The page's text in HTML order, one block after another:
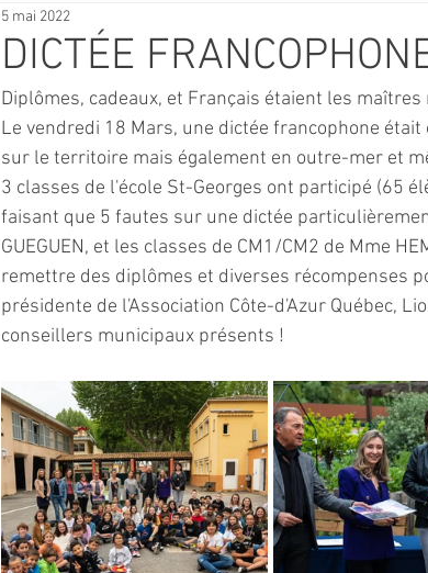
ECO MOBILITE PETITE ENFANCE TOURISME
Publique & Familles PRESSE TRANSPORT
MANIFESTATIONS SECURITE HANDICAP
DICTÉE
5 mai 2022
Diplômes, cadeaux, et Français étaient les
Le vendredi 18 Mars, une dictée francophone
sur le territoire mais également en outre-mer et
3 classes de l'école St-Georges ont participé (65
faisant que 5 fautes sur une dictée
GUEGUEN, et les classes de CM1/CM2 de Mme
remettre des diplômes et diverses récompenses
présidente de l'Association Côte-d'Azur Québec,
conseillers municipaux présents !